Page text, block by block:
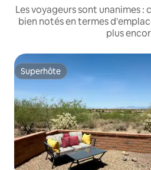
Les voyageurs sont unanimes
bien notés en termes
plus
Superhôte
Superhôte